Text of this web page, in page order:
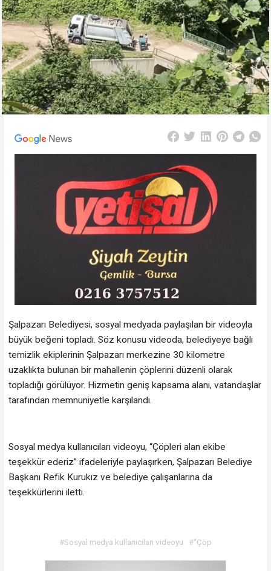
Şalpazarı Belediyesi, sosyal medyada paylaşılan bir videoyla
büyük beğeni topladı. Söz konusu videoda, belediyeye bağlı
temizlik ekiplerinin Şalpazarı merkezine 30 kilometre
uzaklıkta bulunan bir mahallenin çöplerini düzenli olarak
topladığı görülüyor. Hizmetin geniş kapsama alanı, vatandaşlar
tarafından memnuniyetle karşılandı.
Sosyal medya kullanıcıları videoyu, “Çöpleri alan ekibe
teşekkür ederiz” ifadeleriyle paylaşırken, Şalpazarı Belediye
Başkanı Refik Kurukız ve belediye çalışanlarına da
teşekkürlerini iletti.
#Sosyal medya kullanıcıları videoyu #“Çöp